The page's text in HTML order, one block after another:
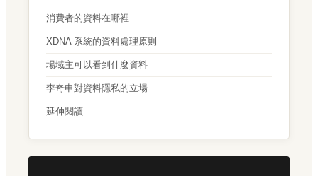
消費者的資料在哪裡
XDNA 系統的資料處理原則
場域主可以看到什麼資料
李奇申對資料隱私的立場
延伸閱讀